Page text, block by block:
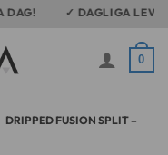
✓ DAGLIGA
0
DRIPPED FUSION SPLIT –